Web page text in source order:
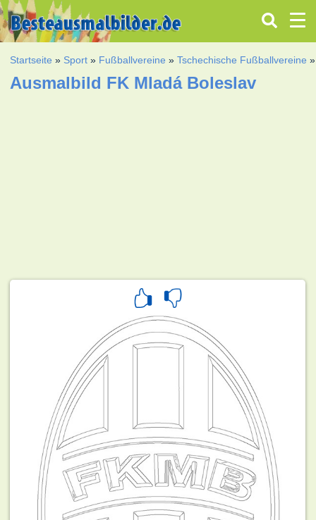
Startseite » Sport » Fußballvereine »Tschechische Fußballvereine
Ausmalbild FK Mladá Boleslav